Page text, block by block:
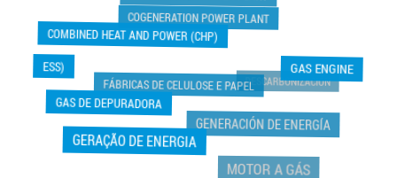
COGENERATION POWER PLANT
COMBINED HEAT AND POWER (CHP)
DESCARBONIZACIÓN
ESS)
FÁBRICAS DE CELULOSE E PAPEL
GAS ENGINE
GAS DE DEPURADORA
GENERACIÓN DE ENERGÍA
GERAÇÃO DE ENERGIA
MOTOR A GÁS